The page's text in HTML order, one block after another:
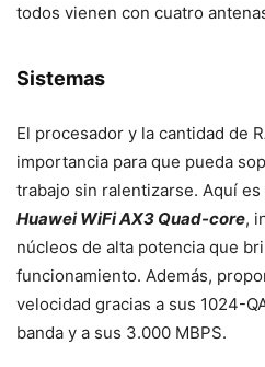
todos vienen con cuatro
Sistemas
El procesador y la cantidad de
importancia para que pueda
trabajo sin ralentizarse. Aquí
Huawei WiFi AX3 Quad-core,
núcleos de alta potencia que
funcionamiento. Además,
velocidad gracias a sus 1024-
banda y a sus 3.000 MBPS.